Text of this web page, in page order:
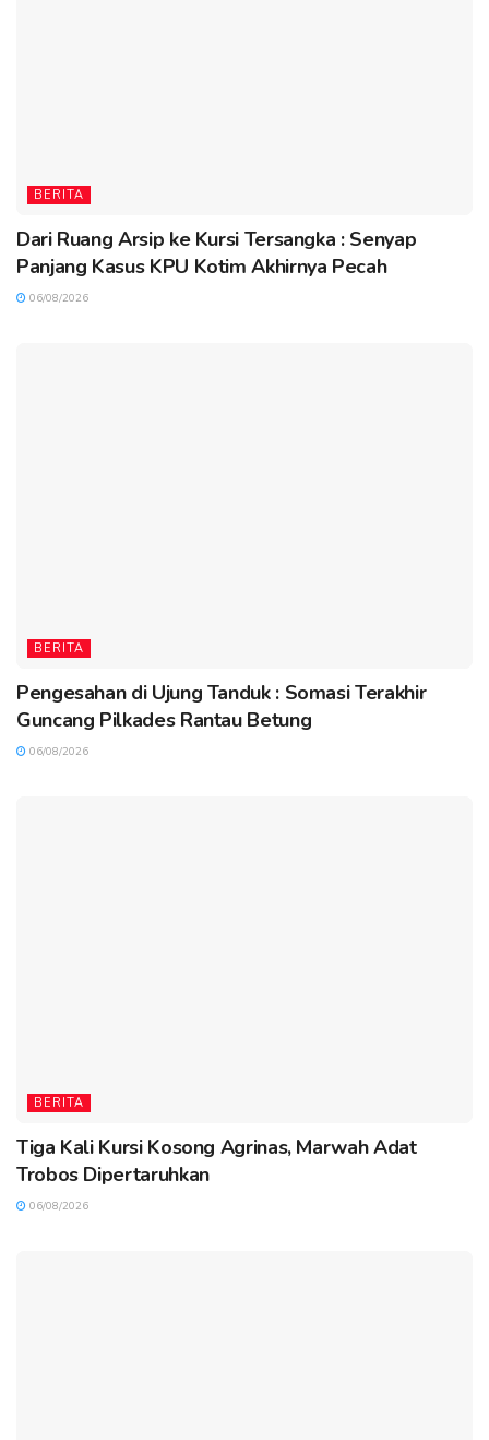
BERITA
Dari Ruang Arsip ke Kursi Tersangka : Senyap
Panjang Kasus KPU Kotim Akhirnya Pecah
06/08/2026
BERITA
Pengesahan di Ujung Tanduk : Somasi Terakhir
Guncang Pilkades Rantau Betung
06/08/2026
BERITA
Tiga Kali Kursi Kosong Agrinas, Marwah Adat
Trobos Dipertaruhkan
06/08/2026